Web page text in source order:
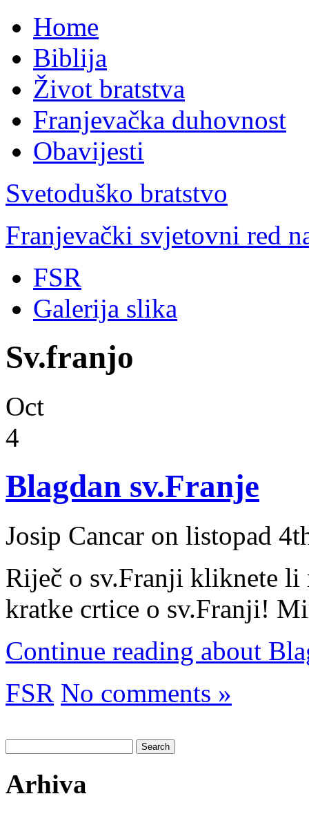
Home
Biblija
Život bratstva
Franjevačka duhovnost
Obavijesti
Svetoduško bratstvo
Franjevački svjetovni red
FSR
Galerija slika
Sv.franjo
Oct
4
Blagdan sv.Franje
Josip Cancar on listopad
Riječ o sv.Franji kliknete
kratke crtice o sv.Franji!
Continue reading about
FSR No comments »
for:
Arhiva